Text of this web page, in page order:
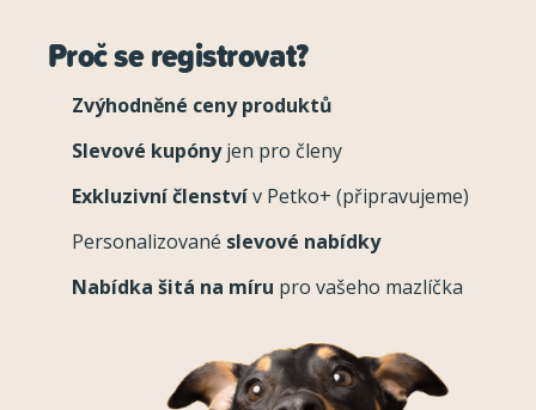
Proč se registrovat?
Zvýhodněné ceny produktů
Slevové kupónyjen pro členy
Exkluzivní členstvív Petko+ (připravujeme)
Personalizované slevové nabídky
Nabídka šitá na míru pro vašeho mazlíčka